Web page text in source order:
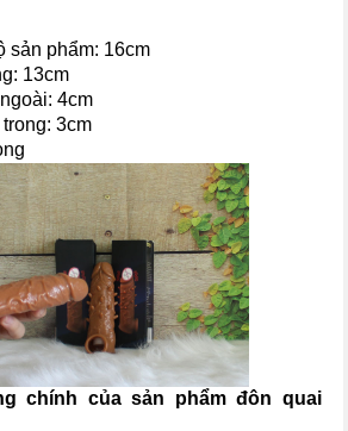
sản phẩm: 16cm
13cm
4cm
3cm
chính của sản phẩm đôn quai